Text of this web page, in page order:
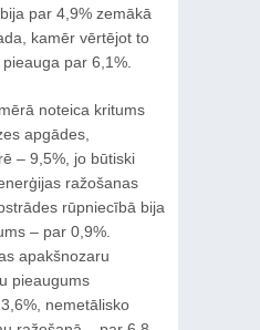
par 4,9% zemākā
kamēr vērtējot to
par 6,1%.
noteica kritums
apgādes,
– 9,5%, jo būtiski
ražošanas
rūpniecībā bija
– par 0,9%.
apakšnozaru
pieaugums
nemetālisko